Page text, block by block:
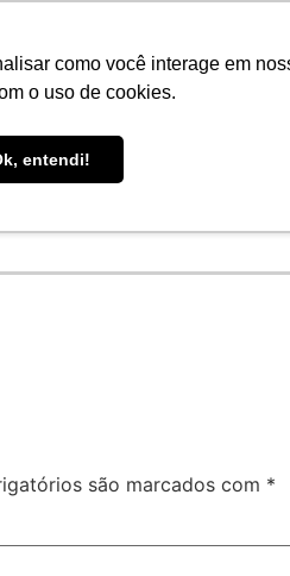
como você interage em
o uso de cookies.
entendi!
Teams Office 365
NOTÍCIAS
são marcados com *